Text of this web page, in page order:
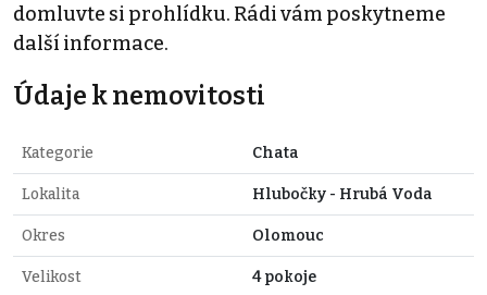
domluvte si prohlídku. Rádi vám poskytneme
další informace.
Údaje k nemovitosti
Kategorie Chata
Lokalita Hlubočky - Hrubá Voda
Okres Olomouc
Velikost 4 pokoje